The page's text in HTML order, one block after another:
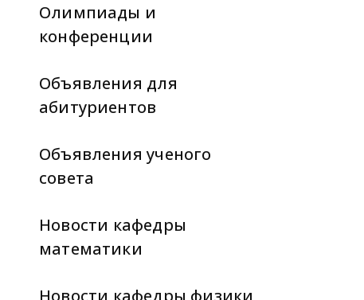
Олимпиады и
конференции
Объявления для
абитуриентов
Объявления ученого
совета
Новости кафедры
математики
Новости кафедры физики